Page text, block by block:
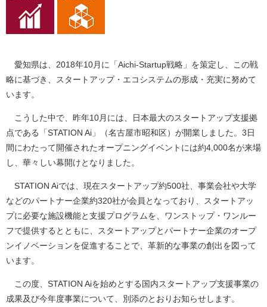
愛知県は、2018年10月に「Aichi-Startup戦略」を策定し、この戦
略に基づき、スタートアップ・エコシステムの形成・充実に努めて
います。
こうした中で、昨年10月には、日本最大のスタートアップ支援拠
点である「STATION Ai」（名古屋市昭和区）が開業しました。3日
間にわたって開催されたオープニングイベントには約4,000名が来場
し、華々しい幕開けとなりました。
STATION Aiでは、現在スタートアップ約500社、事業会社や大学
などのパートナー企業約320社が会員となっており、スタートアッ
プに必要な施設機能と支援プログラムを、ワンストップ・ワンルー
フで提供するとともに、スタートアップとパートナー企業のオープ
ンイノベーションを促進することで、革新的な事業の創出を図って
います。
この度、STATION Aiを始めとする国内スタートアップ支援事業の
成果及び今年度事業について、別添のとおりお知らせします。